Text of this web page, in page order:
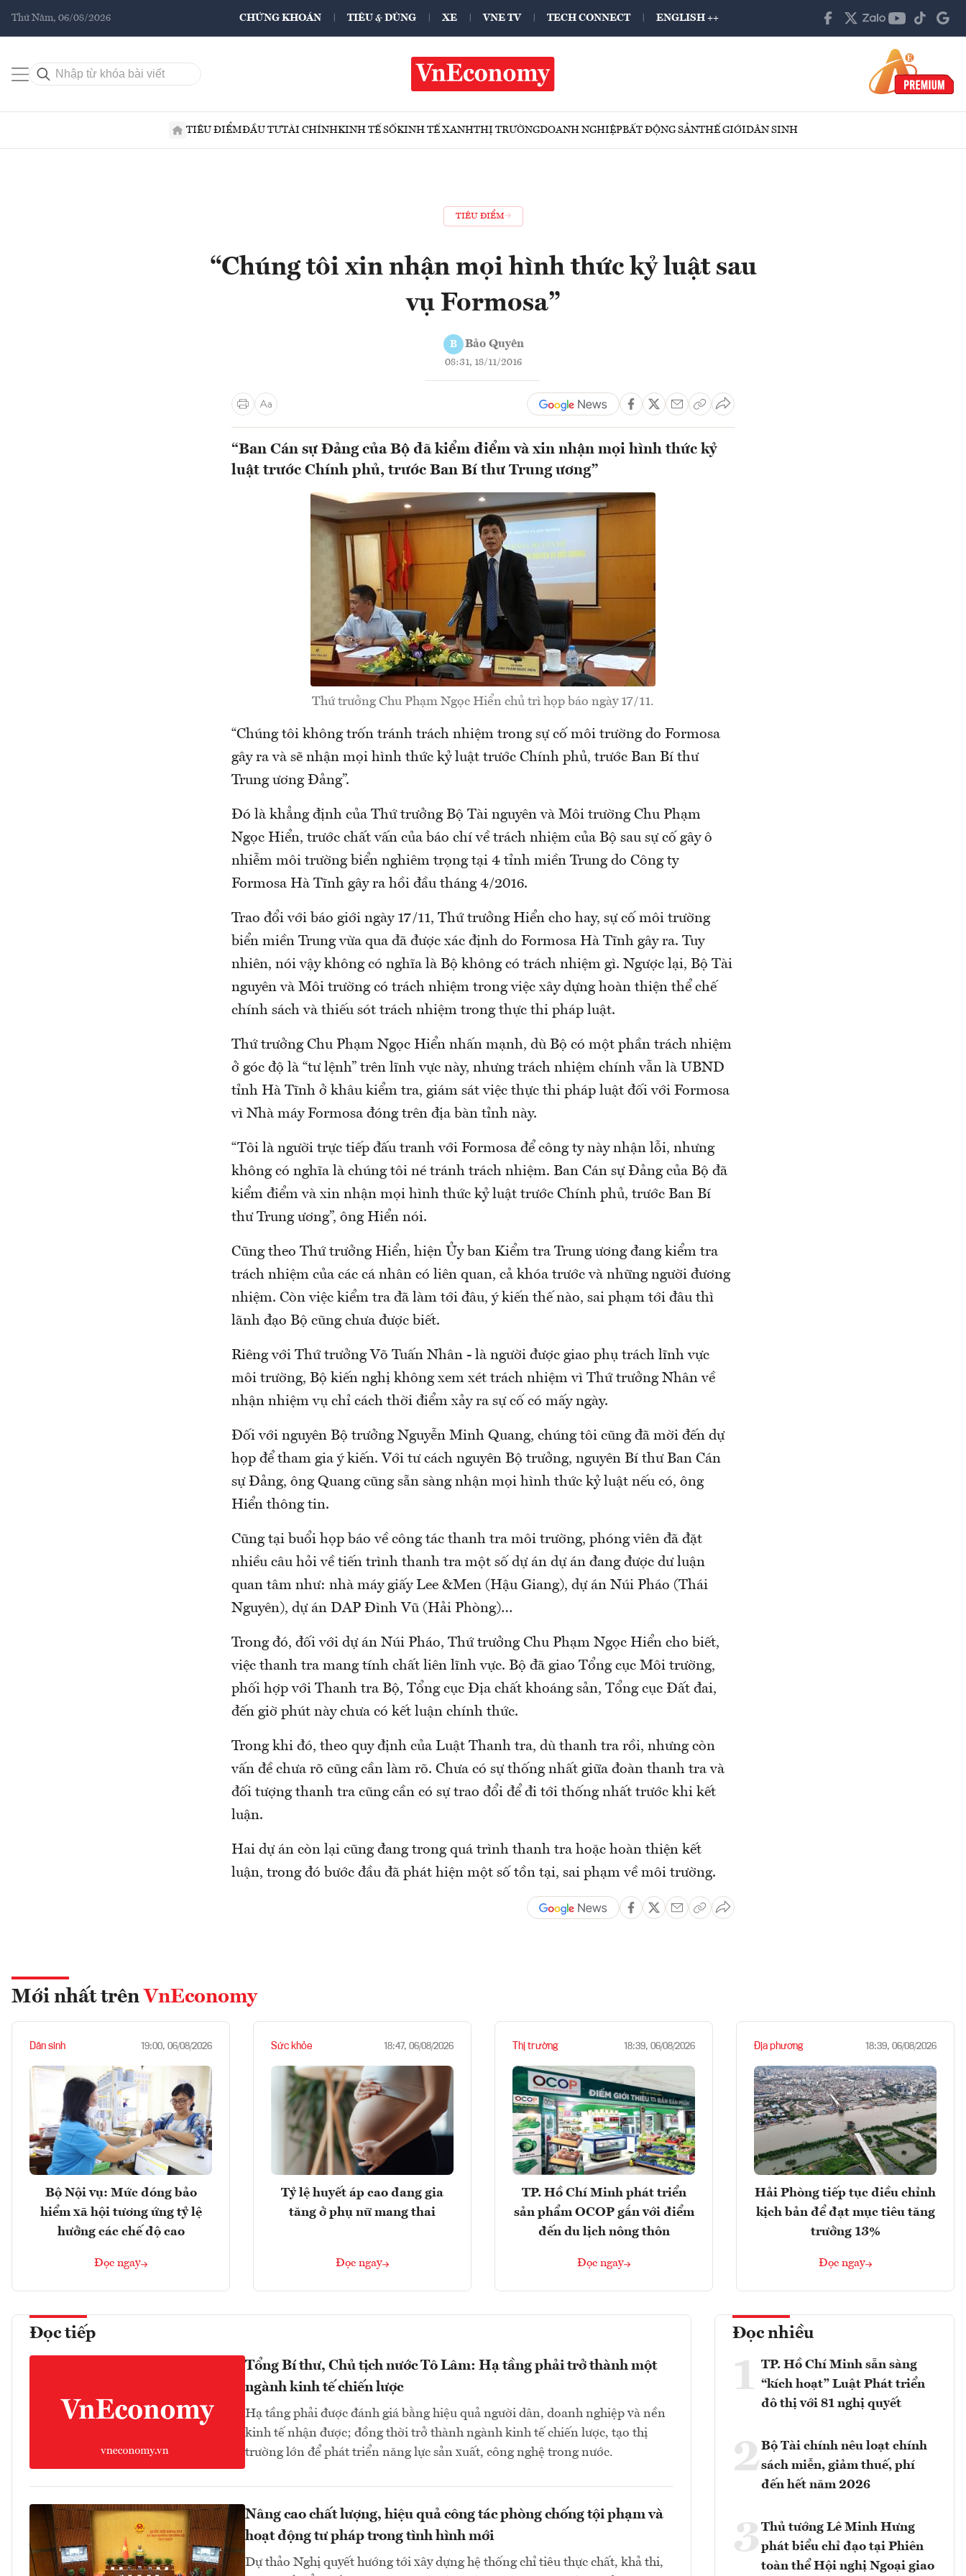
Thứ Năm, 06/08/2026 CHỨNG KHOÁN TIÊU & DÙNG XE VNE TV TECH CONNECT ENGLISH ++
TIÊU ĐIỂMĐẦU TƯTÀI CHÍNHKINH TẾ SỐKINH TẾ XANHTHỊ TRƯỜNGDOANH NGHIỆPBẤT ĐỘNG SẢNTHẾ GIỚIDÂN SINH
TIÊU ĐIỂM
“Chúng tôi xin nhận mọi hình thức kỷ luật sau
vụ Formosa”
B Bảo Quyên
08:31, 18/11/2016
“Ban Cán sự Đảng của Bộ đã kiểm điểm và xin nhận mọi hình thức kỷ
luật trước Chính phủ, trước Ban Bí thư Trung ương”
Thứ trưởng Chu Phạm Ngọc Hiển chủ trì họp báo ngày 17/11.
“Chúng tôi không trốn tránh trách nhiệm trong sự cố môi trường do Formosa
gây ra và sẽ nhận mọi hình thức kỷ luật trước Chính phủ, trước Ban Bí thư
Trung ương Đảng”.
Đó là khẳng định của Thứ trưởng Bộ Tài nguyên và Môi trường Chu Phạm
Ngọc Hiển, trước chất vấn của báo chí về trách nhiệm của Bộ sau sự cố gây ô
nhiễm môi trường biển nghiêm trọng tại 4 tỉnh miền Trung do Công ty
Formosa Hà Tĩnh gây ra hồi đầu tháng 4/2016.
Trao đổi với báo giới ngày 17/11, Thứ trưởng Hiển cho hay, sự cố môi trường
biển miền Trung vừa qua đã được xác định do Formosa Hà Tĩnh gây ra. Tuy
nhiên, nói vậy không có nghĩa là Bộ không có trách nhiệm gì. Ngược lại, Bộ Tài
nguyên và Môi trường có trách nhiệm trong việc xây dựng hoàn thiện thể chế
chính sách và thiếu sót trách nhiệm trong thực thi pháp luật.
Thứ trưởng Chu Phạm Ngọc Hiển nhấn mạnh, dù Bộ có một phần trách nhiệm
ở góc độ là “tư lệnh” trên lĩnh vực này, nhưng trách nhiệm chính vẫn là UBND
tỉnh Hà Tĩnh ở khâu kiểm tra, giám sát việc thực thi pháp luật đối với Formosa
vì Nhà máy Formosa đóng trên địa bàn tỉnh này.
“Tôi là người trực tiếp đấu tranh với Formosa để công ty này nhận lỗi, nhưng
không có nghĩa là chúng tôi né tránh trách nhiệm. Ban Cán sự Đảng của Bộ đã
kiểm điểm và xin nhận mọi hình thức kỷ luật trước Chính phủ, trước Ban Bí
thư Trung ương”, ông Hiển nói.
Cũng theo Thứ trưởng Hiển, hiện Ủy ban Kiểm tra Trung ương đang kiểm tra
trách nhiệm của các cá nhân có liên quan, cả khóa trước và những người đương
nhiệm. Còn việc kiểm tra đã làm tới đâu, ý kiến thế nào, sai phạm tới đâu thì
lãnh đạo Bộ cũng chưa được biết.
Riêng với Thứ trưởng Võ Tuấn Nhân - là người được giao phụ trách lĩnh vực
môi trường, Bộ kiến nghị không xem xét trách nhiệm vì Thứ trưởng Nhân về
nhận nhiệm vụ chỉ cách thời điểm xảy ra sự cố có mấy ngày.
Đối với nguyên Bộ trưởng Nguyễn Minh Quang, chúng tôi cũng đã mời đến dự
họp để tham gia ý kiến. Với tư cách nguyên Bộ trưởng, nguyên Bí thư Ban Cán
sự Đảng, ông Quang cũng sẵn sàng nhận mọi hình thức kỷ luật nếu có, ông
Hiển thông tin.
Cũng tại buổi họp báo về công tác thanh tra môi trường, phóng viên đã đặt
nhiều câu hỏi về tiến trình thanh tra một số dự án dự án đang được dư luận
quan tâm như: nhà máy giấy Lee &Men (Hậu Giang), dự án Núi Pháo (Thái
Nguyên), dự án DAP Đình Vũ (Hải Phòng)…
Trong đó, đối với dự án Núi Pháo, Thứ trưởng Chu Phạm Ngọc Hiển cho biết,
việc thanh tra mang tính chất liên lĩnh vực. Bộ đã giao Tổng cục Môi trường,
phối hợp với Thanh tra Bộ, Tổng cục Địa chất khoáng sản, Tổng cục Đất đai,
đến giờ phút này chưa có kết luận chính thức.
Trong khi đó, theo quy định của Luật Thanh tra, dù thanh tra rồi, nhưng còn
vấn đề chưa rõ cũng cần làm rõ. Chưa có sự thống nhất giữa đoàn thanh tra và
đối tượng thanh tra cũng cần có sự trao đổi để đi tới thống nhất trước khi kết
luận.
Hai dự án còn lại cũng đang trong quá trình thanh tra hoặc hoàn thiện kết
luận, trong đó bước đầu đã phát hiện một số tồn tại, sai phạm về môi trường.
Mới nhất trên VnEconomy
Dân sinh 19:00, 06/08/2026
Bộ Nội vụ: Mức đóng bảo
hiểm xã hội tương ứng tỷ lệ
hưởng các chế độ cao
Đọc ngay
Sức khỏe 18:47, 06/08/2026
Tỷ lệ huyết áp cao đang gia
tăng ở phụ nữ mang thai
Đọc ngay
Thị trường 18:39, 06/08/2026
TP. Hồ Chí Minh phát triển
sản phẩm OCOP gắn với điểm
đến du lịch nông thôn
Đọc ngay
Địa phương 18:39, 06/08/2026
Hải Phòng tiếp tục điều chỉnh
kịch bản để đạt mục tiêu tăng
trưởng 13%
Đọc ngay
Đọc tiếp
Tổng Bí thư, Chủ tịch nước Tô Lâm: Hạ tầng phải trở thành một
ngành kinh tế chiến lược
Hạ tầng phải được đánh giá bằng hiệu quả người dân, doanh nghiệp và nền
kinh tế nhận được; đồng thời trở thành ngành kinh tế chiến lược, tạo thị
trường lớn để phát triển năng lực sản xuất, công nghệ trong nước.
Nâng cao chất lượng, hiệu quả công tác phòng chống tội phạm và
hoạt động tư pháp trong tình hình mới
Dự thảo Nghị quyết hướng tới xây dựng hệ thống chỉ tiêu thực chất, khả thi,
Đọc nhiều
1 TP. Hồ Chí Minh sẵn sàng
“kích hoạt” Luật Phát triển
đô thị với 81 nghị quyết
2Bộ Tài chính nêu loạt chính
sách miễn, giảm thuế, phí
đến hết năm 2026
3 Thủ tướng Lê Minh Hưng
phát biểu chỉ đạo tại Phiên
toàn thể Hội nghị Ngoại giao